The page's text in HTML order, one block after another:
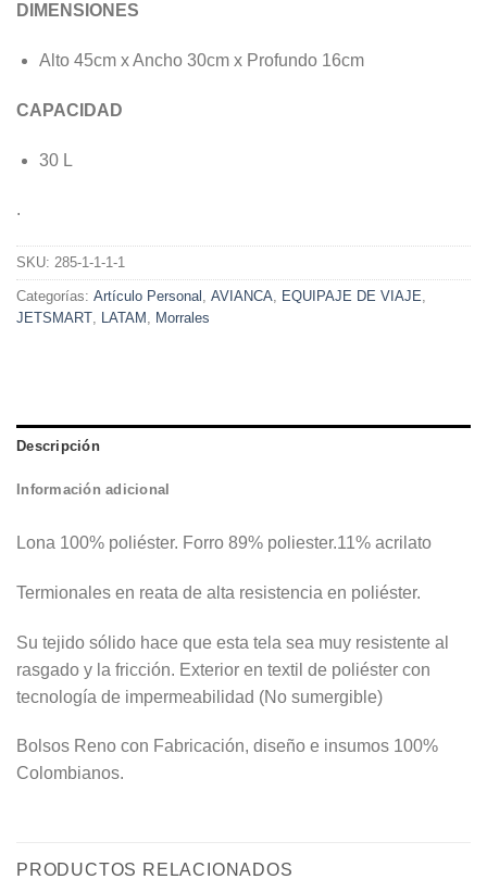
DIMENSIONES
Alto 45cm x Ancho 30cm x Profundo 16cm
CAPACIDAD
30 L
.
SKU: 285-1-1-1-1
Categorías: Artículo Personal , AVIANCA, EQUIPAJE DE VIAJE,
JETSMART, LATAM , Morrales
Descripción
Información adicional
Lona 100% poliéster. Forro 89% poliester.11% acrilato
Termionales en reata de alta resistencia en poliéster.
Su tejido sólido hace que esta tela sea muy resistente al
rasgado y la fricción. Exterior en textil de poliéster con
tecnología de impermeabilidad (No sumergible)
Bolsos Reno con Fabricación, diseño e insumos 100%
Colombianos.
PRODUCTOS RELACIONADOS